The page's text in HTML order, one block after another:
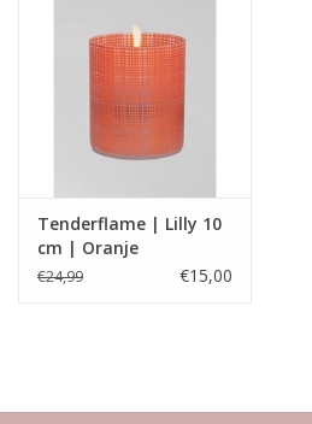
Relatiegeschenken & Bedankjes
Huisparfums
Blog
Tenderflame | Lilly 10
cm | Oranje
gezandstraald
€24,99 €15,00